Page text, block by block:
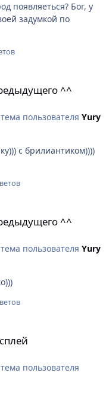
появляеться? Бог, у
задумкой по
^^
пользователя Yury
с брилиантиком))))
^^
пользователя Yury
пользователя